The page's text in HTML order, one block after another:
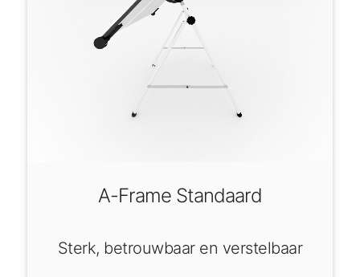
A-Frame Standaard
Sterk, betrouwbaar en verstelbaar